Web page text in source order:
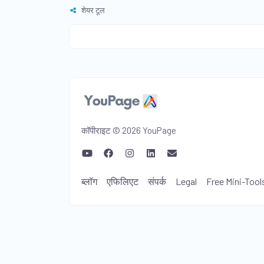
शेयर टूल
कॉपीराइट © 2026 YouPage
ब्लॉग एफिलिएट संपर्क Legal Free Mini-